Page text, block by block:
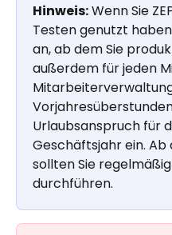
Hinweis: Wenn Sie
Testen genutzt
an, ab dem Sie
außerdem für jeden
Urlaubsanspruch für
Geschäftsjahr ein.
sollten Sie
durchführen.